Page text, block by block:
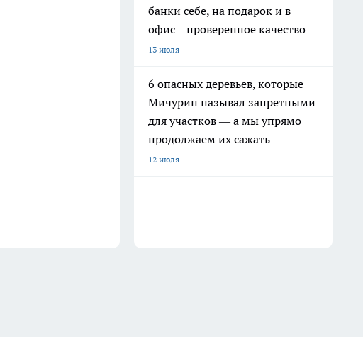
банки себе, на подарок и в
офис – проверенное качество
13 июля
6 опасных деревьев, которые
Мичурин называл запретными
для участков — а мы упрямо
продолжаем их сажать
12 июля